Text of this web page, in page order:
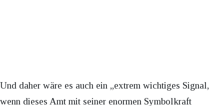
Und daher wäre es auch ein „extrem wichtiges Signal,
wenn dieses Amt mit seiner enormen Symbolkraft